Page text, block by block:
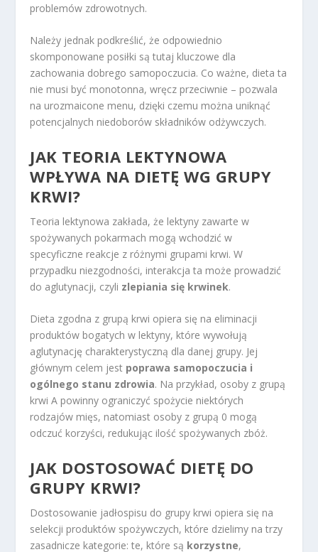
problemów zdrowotnych.
Należy jednak podkreślić, że odpowiednio
skomponowane posiłki są tutaj kluczowe dla
zachowania dobrego samopoczucia. Co ważne, dieta ta
nie musi być monotonna, wręcz przeciwnie – pozwala
na urozmaicone menu, dzięki czemu można uniknąć
potencjalnych niedoborów składników odżywczych.
JAK TEORIA LEKTYNOWA
WPŁYWA NA DIETĘ WG GRUPY
KRWI?
Teoria lektynowa zakłada, że lektyny zawarte w
spożywanych pokarmach mogą wchodzić w
specyficzne reakcje z różnymi grupami krwi. W
przypadku niezgodności, interakcja ta może prowadzić
do aglutynacji, czyli zlepiania się krwinek.
Dieta zgodna z grupą krwi opiera się na eliminacji
produktów bogatych w lektyny, które wywołują
aglutynację charakterystyczną dla danej grupy. Jej
głównym celem jest poprawa samopoczucia i
ogólnego stanu zdrowia. Na przykład, osoby z grupą
krwi A powinny ograniczyć spożycie niektórych
rodzajów mięs, natomiast osoby z grupą 0 mogą
odczuć korzyści, redukując ilość spożywanych zbóż.
JAK DOSTOSOWAĆ DIETĘ DO
GRUPY KRWI?
Dostosowanie jadłospisu do grupy krwi opiera się na
selekcji produktów spożywczych, które dzielimy na trzy
zasadnicze kategorie: te, które są korzystne,